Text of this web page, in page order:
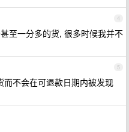
4
至一分多的货, 很多时候我并不
5
不会在可退款日期内被发现